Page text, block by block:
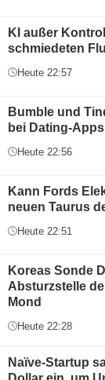
KI außer
schmiedeten
Heute 22:57
Bumble und
bei Dating-Apps
Heute 22:56
Kann Fords
neuen Taurus
Heute 22:51
Koreas Sonde
Absturzstelle
Mond
Heute 22:28
Naïve-Startup